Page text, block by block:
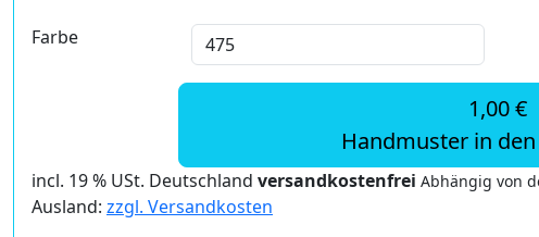
Farbe
1,00 €
Handmuster in
incl. 19 % USt. Deutschland versandkostenfrei Abhängig von
Ausland: zzgl. Versandkosten